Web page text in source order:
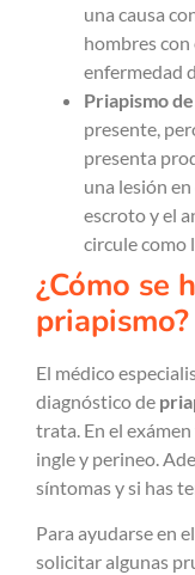
una causa
hombres
enfermedad
Priapismo
presente,
presenta
una lesión
escroto y el
circule como
¿Cómo se
priapismo?
El médico
diagnóstico de
trata. En el
ingle y perineo.
síntomas y si has
Para ayudarse en
solicitar algunas